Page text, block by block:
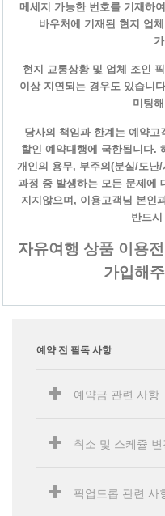
메세지 가능한 번호를 기재하
바우처에 기재된 현지 업
현지 교통상황 및 업체 조인
이상 지연되는 경우도 있습니
미팅
당사의 책임과 한계는 예약
할인 예약대행에 국한됩니다.
개인의 용무, 부주의(분실/도난
과정 중 발생하는 모든 문제에
지지않으며, 이용고객님 본인
반드
자유여행 상품 이용전
가입해
예약 전 필독 사항
예약금 관련 사항
취소 및 스케쥴
픽업드롭 관련 사